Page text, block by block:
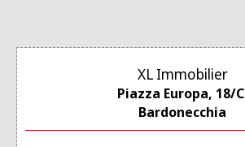
XL Immobilier
Piazza Europa, 18/C
Bardonecchia